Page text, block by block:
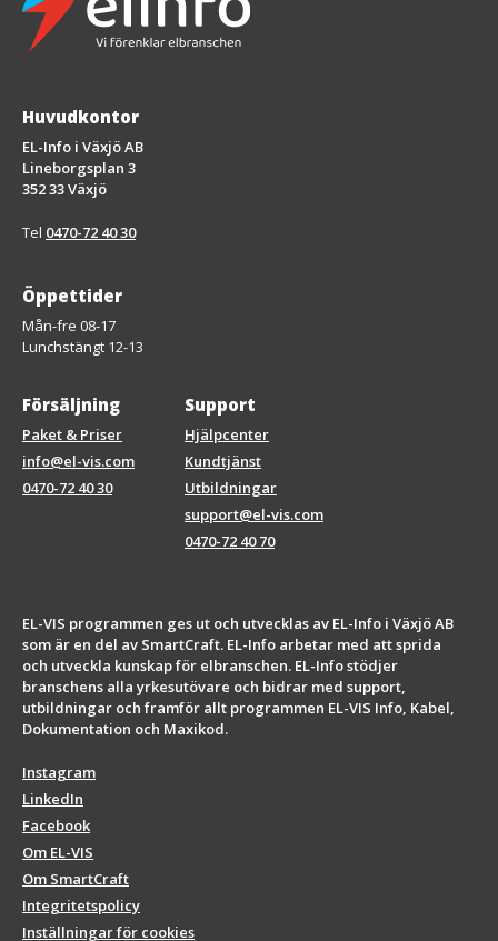
Huvudkontor
EL-Info i Växjö AB
Lineborgsplan 3
352 33 Växjö
Tel 0470-72 40 30
Försäljning
Paket & Priser
info@el-vis.com
0470-72 40 30
Support
Hjälpcenter
Kundtjänst
Utbildningar
support@el-vis.com
0470-72 40 70
Öppettider
Mån-fre 08-17
Lunchstängt 12-13
EL-VIS programmen ges ut och utvecklas av EL-Info i Växjö AB
som är en del av SmartCraft. EL-Info arbetar med att sprida
och utveckla kunskap för elbranschen. EL-Info stödjer
branschens alla yrkesutövare och bidrar med support,
utbildningar och framför allt programmen EL-VIS Info, Kabel,
Dokumentation och Maxikod.
Instagram
LinkedIn
Facebook
Om EL-VIS
Om SmartCraft
Integritetspolicy
Inställningar för cookies